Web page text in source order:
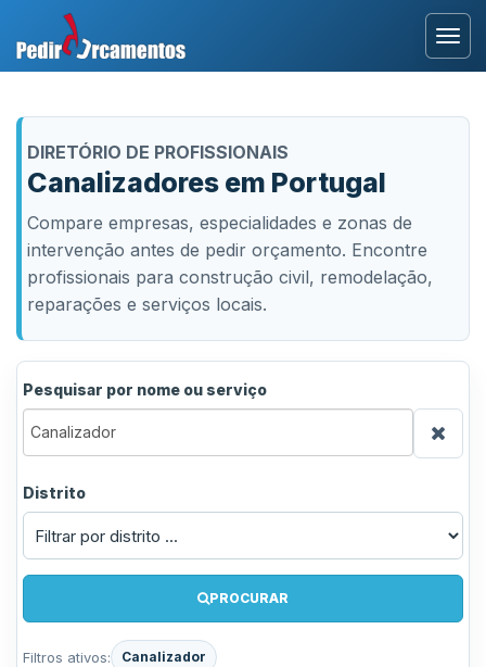
DIRETÓRIO DE PROFISSIONAIS
Canalizadores em Portugal
Compare empresas, especialidades e zonas de
intervenção antes de pedir orçamento. Encontre
profissionais para construção civil, remodelação,
reparações e serviços locais.
Pesquisar por nome ou serviço
Distrito
PROCURAR
Filtros ativos: Canalizador
Entrar
Área Profissional
Como Funciona?
Testemunhos